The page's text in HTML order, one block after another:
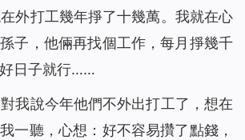
外打工幾年掙了十幾萬。我就在心
子，他倆再找個工作，每月掙幾千
日子就行……
我說今年他們不外出打工了，想在
一聽，心想：好不容易攢了點錢，